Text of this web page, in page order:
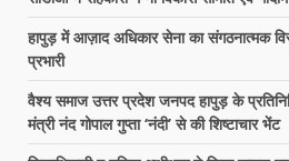
हापुड़ में आज़ाद अधिकार सेना का संगठनात्मक
प्रभारी
वैश्य समाज उत्तर प्रदेश जनपद हापुड़ के
मंत्री नंद गोपाल गुप्ता ‘नंदी’ से की शिष्टाचार भेंट